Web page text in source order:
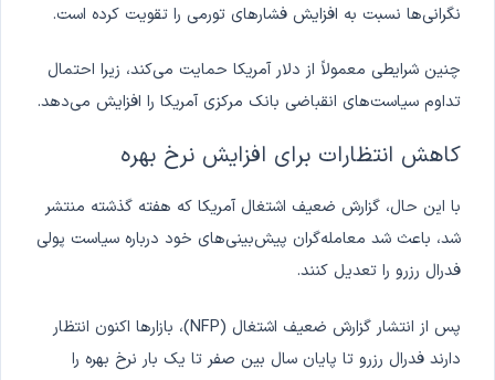
نگرانی‌ها نسبت به افزایش فشارهای تورمی را تقویت کرده است.
چنین شرایطی معمولاً از دلار آمریکا حمایت می‌کند، زیرا احتمال
تداوم سیاست‌های انقباضی بانک مرکزی آمریکا را افزایش می‌دهد.
کاهش انتظارات برای افزایش نرخ بهره
با این حال، گزارش ضعیف اشتغال آمریکا که هفته گذشته منتشر
شد، باعث شد معامله‌گران پیش‌بینی‌های خود درباره سیاست پولی
فدرال رزرو را تعدیل کنند.
پس از انتشار گزارش ضعیف اشتغال (NFP)، بازارها اکنون انتظار
دارند فدرال رزرو تا پایان سال بین صفر تا یک بار نرخ بهره را